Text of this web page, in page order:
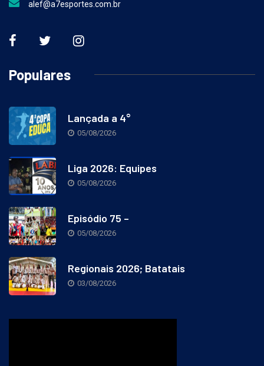
alef@a7esportes.com.br
Populares
Lançada a 4°
05/08/2026
Liga 2026: Equipes
05/08/2026
Episódio 75 –
05/08/2026
Regionais 2026; Batatais
03/08/2026